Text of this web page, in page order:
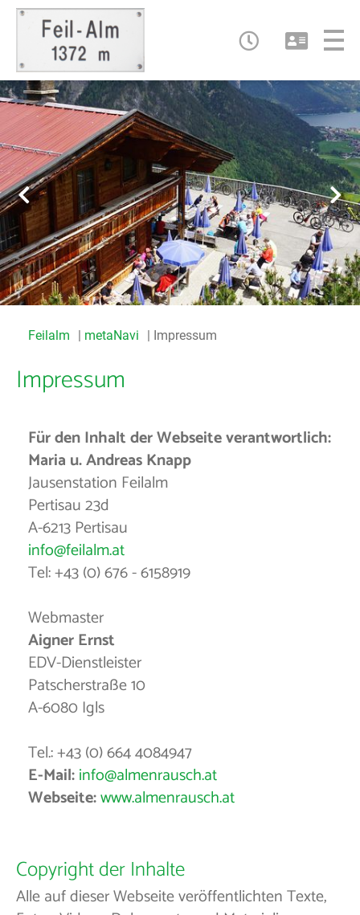
Feilalm metaNavi Impressum
Impressum
Für den Inhalt der Webseite verantwortlich:
Maria u. Andreas Knapp
Jausenstation Feilalm
Pertisau 23d
A-6213 Pertisau
info@feilalm.at
Tel: +43 (0) 676 - 6158919
Webmaster
Aigner Ernst
EDV-Dienstleister
Patscherstraße 10
A-6080 Igls
Tel.: +43 (0) 664 4084947
E-Mail:info@almenrausch.at
Webseite:www.almenrausch.at
Copyright der Inhalte
Alle auf dieser Webseite veröffentlichten Texte,